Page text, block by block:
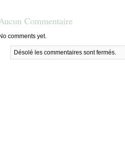
Commentaire
comments yet.
Désolé les commentaires sont fermés.